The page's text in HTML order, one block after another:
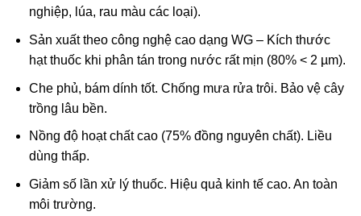
nghiệp, lúa, rau màu các loại).
Sản xuất theo công nghệ cao dạng WG – Kích thước
hạt thuốc khi phân tán trong nước rất mịn (80% < 2 µm).
Che phủ, bám dính tốt. Chống mưa rửa trôi. Bảo vệ cây
trồng lâu bền.
Nồng độ hoạt chất cao (75% đồng nguyên chất). Liều
dùng thấp.
Giảm số lần xử lý thuốc. Hiệu quả kinh tế cao. An toàn
môi trường.